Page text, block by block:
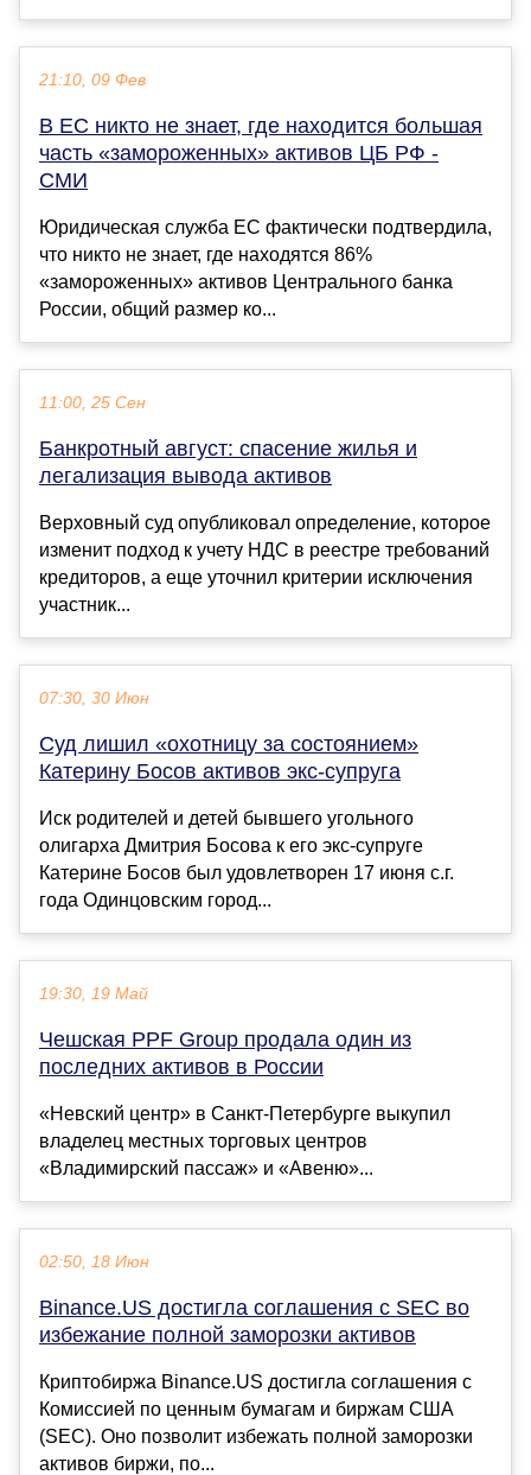
21:10, 09 Фев
В ЕС никто не знает, где находится большая
часть «замороженных» активов ЦБ РФ -
СМИ
Юридическая служба ЕС фактически подтвердила,
что никто не знает, где находятся 86%
«замороженных» активов Центрального банка
России, общий размер ко...
11:00, 25 Сен
Банкротный август: спасение жилья и
легализация вывода активов
Верховный суд опубликовал определение, которое
изменит подход к учету НДС в реестре требований
кредиторов, а еще уточнил критерии исключения
участник...
07:30, 30 Июн
Суд лишил «охотницу за состоянием»
Катерину Босов активов экс-супруга
Иск родителей и детей бывшего угольного
олигарха Дмитрия Босова к его экс-супруге
Катерине Босов был удовлетворен 17 июня с.г.
года Одинцовским город...
19:30, 19 Май
Чешская PPF Group продала один из
последних активов в России
«Невский центр» в Санкт-Петербурге выкупил
владелец местных торговых центров
«Владимирский пассаж» и «Авеню»...
02:50, 18 Июн
Binance.US достигла соглашения с SEC во
избежание полной заморозки активов
Криптобиржа Binance.US достигла соглашения с
Комиссией по ценным бумагам и биржам США
(SEC). Оно позволит избежать полной заморозки
активов биржи, по...